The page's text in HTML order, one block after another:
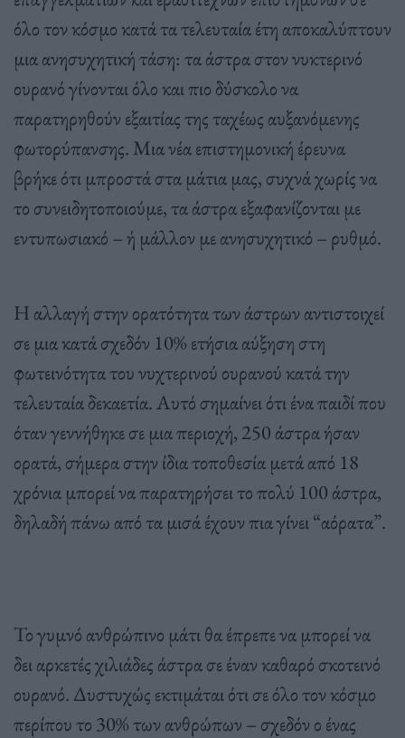
όλο τον κόσμο κατά τα τελευταία έτη αποκαλύπτουν
μια ανησυχητική τάση: τα άστρα στον νυκτερινό
ουρανό γίνονται όλο και πιο δύσκολο να
παρατηρηθούν εξαιτίας της ταχέως αυξανόμενης
φωτορύπανσης. Μια νέα επιστημονική έρευνα
βρήκε ότι μπροστά στα μάτια μας, συχνά χωρίς να
το συνειδητοποιούμε, τα άστρα εξαφανίζονται με
εντυπωσιακό – ή μάλλον με ανησυχητικό – ρυθμό.
Η αλλαγή στην ορατότητα των άστρων αντιστοιχεί
σε μια κατά σχεδόν 10% ετήσια αύξηση στη
φωτεινότητα του νυχτερινού ουρανού κατά την
τελευταία δεκαετία. Αυτό σημαίνει ότι ένα παιδί που
όταν γεννήθηκε σε μια περιοχή, 250 άστρα ήσαν
ορατά, σήμερα στην ίδια τοποθεσία μετά από 18
χρόνια μπορεί να παρατηρήσει το πολύ 100 άστρα,
δηλαδή πάνω από τα μισά έχουν πια γίνει “αόρατα”.
Το γυμνό ανθρώπινο μάτι θα έπρεπε να μπορεί να
δει αρκετές χιλιάδες άστρα σε έναν καθαρό σκοτεινό
ουρανό. Δυστυχώς εκτιμάται ότι σε όλο τον κόσμο
περίπου το 30% των ανθρώπων – σχεδόν ο ένας